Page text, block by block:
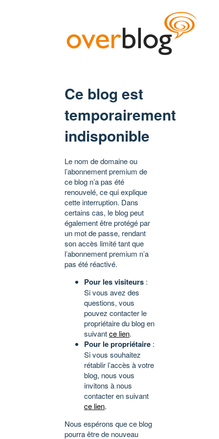
Ce blog est
temporairement
indisponible
Le nom de domaine ou
l’abonnement premium de
ce blog n’a pas été
renouvelé, ce qui explique
cette interruption. Dans
certains cas, le blog peut
également être protégé par
un mot de passe, rendant
son accès limité tant que
l’abonnement premium n’a
pas été réactivé.
Pour les visiteurs :
Si vous avez des
questions, vous
pouvez contacter le
propriétaire du blog en
suivantce lien.
Pour le propriétaire :
Si vous souhaitez
rétablir l’accès à votre
blog, nous vous
invitons à nous
contacter en suivant
ce lien.
Nous espérons que ce blog
pourra être de nouveau